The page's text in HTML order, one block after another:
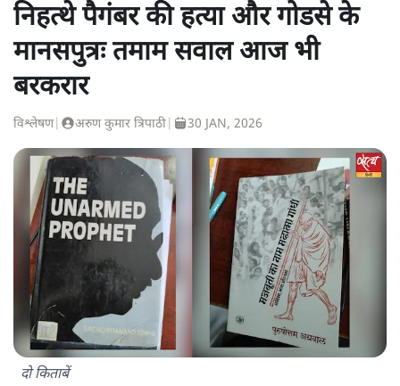
निहत्थे पैगंबर की हत्या और गोडसे के
मानसपुत्रः तमाम सवाल आज भी
बरकरार
विश्लेषण| अरुण कुमार त्रिपाठी 30 JAN, 2026
दो किताबें